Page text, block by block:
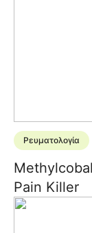
Ρευματολογία
Pain Killer